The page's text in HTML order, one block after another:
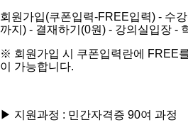
회원가입(쿠폰입력-FREE입력) - 수
까지) - 결재하기(0원) - 강의실입장 -
※ 회원가입 시 쿠폰입력란에 FREE
이 가능합니다.
▶ 지원과정 : 민간자격증 90여 과정